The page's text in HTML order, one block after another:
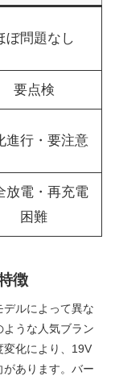
ぼ問題なし
要点検
進行・要注意
放電・再充電
困難
徴
ルによって異な
ような人気ブラン
変化により、19V
あります。バー